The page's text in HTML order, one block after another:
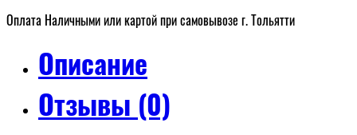
Оплата Наличными или картой при самовывозе г. Тольятти
Описание
Отзывы (0)